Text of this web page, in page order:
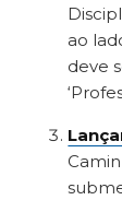
ao
deve